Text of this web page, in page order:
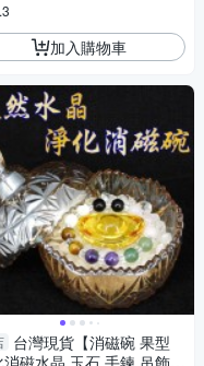
加入購物車
台灣現貨【消磁碗 果型